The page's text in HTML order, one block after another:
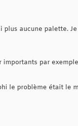
plus aucune palette.
par
le problème était le